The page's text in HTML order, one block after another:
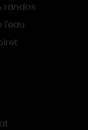
randos
l'eau